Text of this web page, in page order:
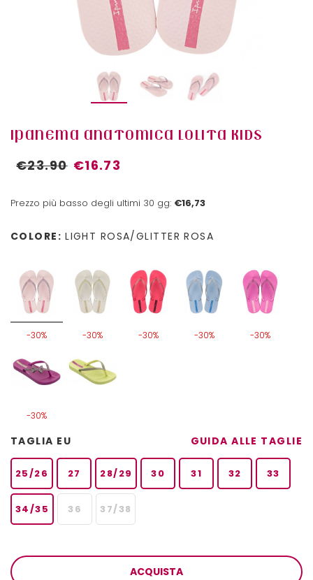
IPANEMA ANATOMICA LOLITA KIDS
€23.90 €16.73
Prezzo più basso degli ultimi 30 gg: €16,73
COLORE: LIGHT ROSA/GLITTER ROSA
-30% -30% -30% -30% -30%
-30%
TAGLIA EU GUIDA ALLE TAGLIE
25/26 27 28/29 30 31 32 33
34/35 36 37/38
ACQUISTA